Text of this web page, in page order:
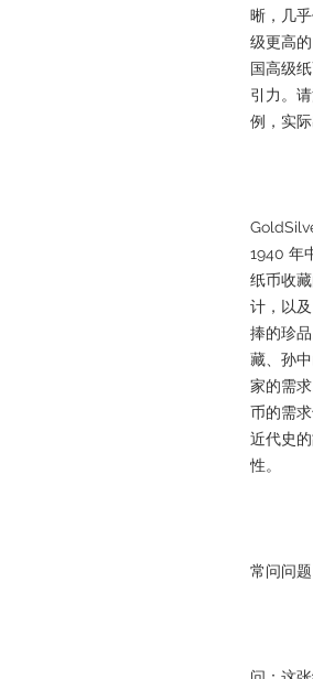
晰，几
级更高
国高级
引力。
例，实
1940 年
纸币收
计，以
捧的珍
藏、孙
家的需
币的需
近代史
性。
常问问题